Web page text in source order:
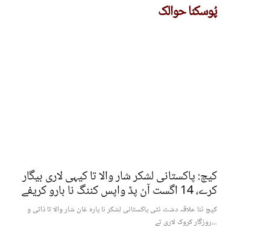
پُوسکنا حوالک
کیچ: پاکستانی لشکر شار والا تا کیہی لاری بیگار
کرے، 14 اگست آن پڈ واپس کننگ نا بارو کریفے
کیچ ئنا علاقہ دشت ئٹی پاکستانی لشکر نا پارہ غان شار والا تا ذاتی و
روزگار کروک لاری تے...